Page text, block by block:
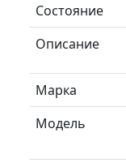
Состояние
Описание
Марка
Модель